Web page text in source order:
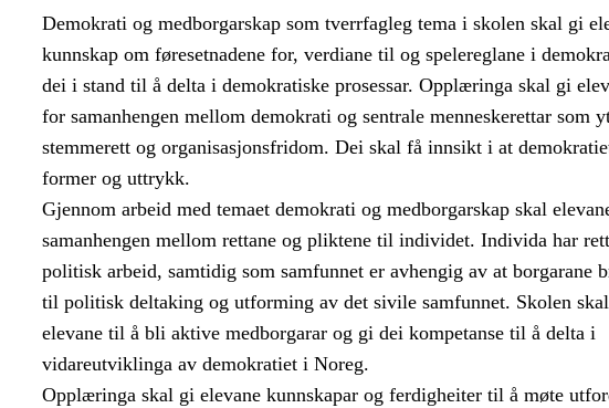
Demokrati og medborgarskap som tverrfagleg tema i skolen skal gi
kunnskap om føresetnadene for, verdiane til og spelereglane i
dei i stand til å delta i demokratiske prosessar. Opplæringa skal gi
for samanhengen mellom demokrati og sentrale menneskerettar som
stemmerett og organisasjonsfridom. Dei skal få innsikt i at
former og uttrykk.
Gjennom arbeid med temaet demokrati og medborgarskap skal
samanhengen mellom rettane og pliktene til individet. Individa har
politisk arbeid, samtidig som samfunnet er avhengig av at borgarane
til politisk deltaking og utforming av det sivile samfunnet. Skolen
elevane til å bli aktive medborgarar og gi dei kompetanse til å delta i
vidareutviklinga av demokratiet i Noreg.
Opplæringa skal gi elevane kunnskapar og ferdigheiter til å møte